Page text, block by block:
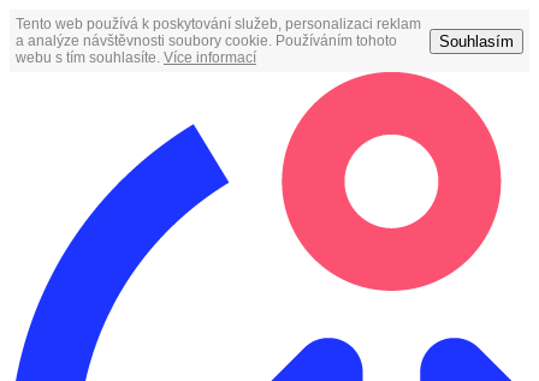
Tento web používá k poskytování služeb, personalizaci reklam
a analýze návštěvnosti soubory cookie. Používáním tohoto
webu s tím souhlasíte. Více informací
Souhlasím